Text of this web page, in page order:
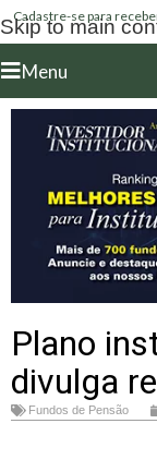
Skip to main
Cadastre-se para
Menu
Plano
divulga
Fundos de Pensão